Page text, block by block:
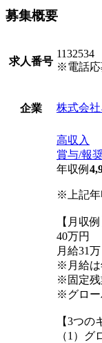
募集概要
求人番号
1132534
※電話応
企業 株式会
高収入
賞与/報
年収例
※上記年
【月収例
40万円
月給31
※月給は
※固定残
※グロー
【3つの
（1）